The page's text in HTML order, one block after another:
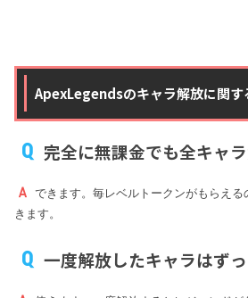
ApexLegendsのキャラ解放に関す
完全に無課金でも全キャ
できます。毎レベルトークンがもらえ
きます。
一度解放したキャラはず